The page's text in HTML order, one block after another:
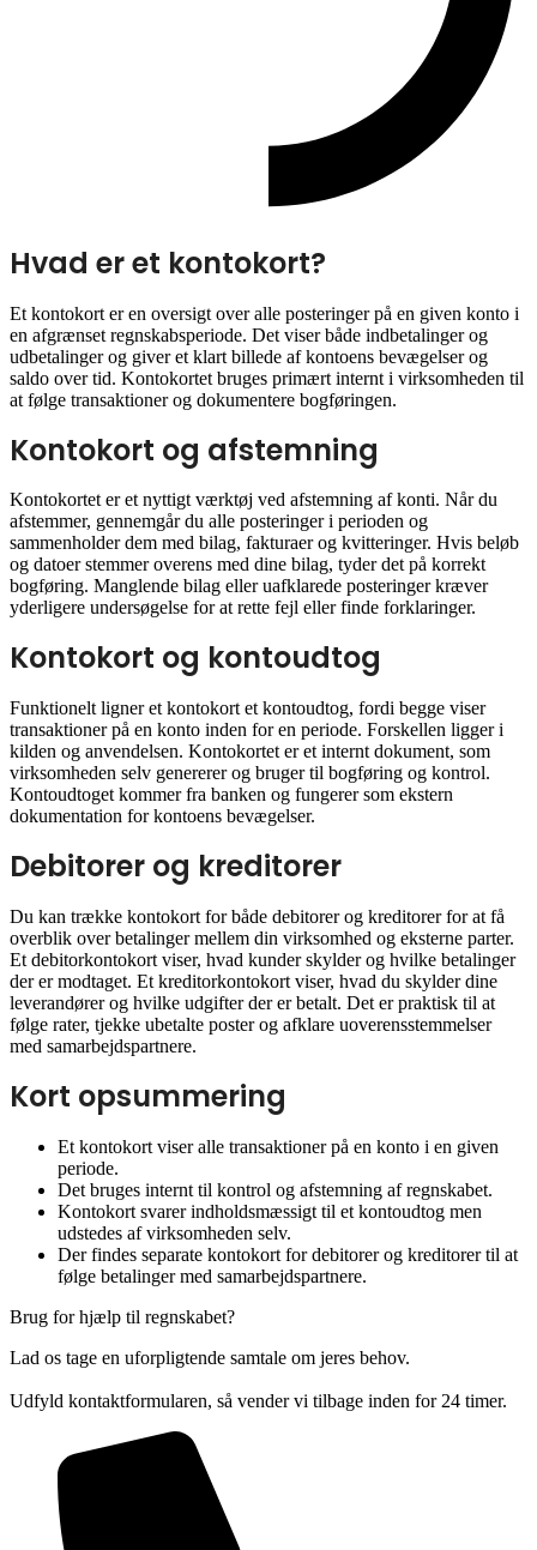
Hvad er et kontokort?
Et kontokort er en oversigt over alle posteringer på en given konto i
en afgrænset regnskabsperiode. Det viser både indbetalinger og
udbetalinger og giver et klart billede af kontoens bevægelser og
saldo over tid. Kontokortet bruges primært internt i virksomheden til
at følge transaktioner og dokumentere bogføringen.
Kontokort og afstemning
Kontokortet er et nyttigt værktøj ved afstemning af konti. Når du
afstemmer, gennemgår du alle posteringer i perioden og
sammenholder dem med bilag, fakturaer og kvitteringer. Hvis beløb
og datoer stemmer overens med dine bilag, tyder det på korrekt
bogføring. Manglende bilag eller uafklarede posteringer kræver
yderligere undersøgelse for at rette fejl eller finde forklaringer.
Kontokort og kontoudtog
Funktionelt ligner et kontokort et kontoudtog, fordi begge viser
transaktioner på en konto inden for en periode. Forskellen ligger i
kilden og anvendelsen. Kontokortet er et internt dokument, som
virksomheden selv genererer og bruger til bogføring og kontrol.
Kontoudtoget kommer fra banken og fungerer som ekstern
dokumentation for kontoens bevægelser.
Debitorer og kreditorer
Du kan trække kontokort for både debitorer og kreditorer for at få
overblik over betalinger mellem din virksomhed og eksterne parter.
Et debitorkontokort viser, hvad kunder skylder og hvilke betalinger
der er modtaget. Et kreditorkontokort viser, hvad du skylder dine
leverandører og hvilke udgifter der er betalt. Det er praktisk til at
følge rater, tjekke ubetalte poster og afklare uoverensstemmelser
med samarbejdspartnere.
Kort opsummering
Et kontokort viser alle transaktioner på en konto i en given
periode.
Det bruges internt til kontrol og afstemning af regnskabet.
Kontokort svarer indholdsmæssigt til et kontoudtog men
udstedes af virksomheden selv.
Der findes separate kontokort for debitorer og kreditorer til at
følge betalinger med samarbejdspartnere.
Brug for hjælp til regnskabet?
Lad os tage en uforpligtende samtale om jeres behov.
Udfyld kontaktformularen, så vender vi tilbage inden for 24 timer.